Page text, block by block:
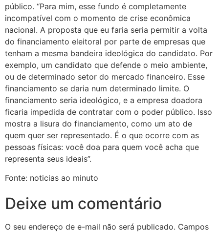
público. “Para mim, esse fundo é completamente
incompatível com o momento de crise econômica
nacional. A proposta que eu faria seria permitir a volta
do financiamento eleitoral por parte de empresas que
tenham a mesma bandeira ideológica do candidato. Por
exemplo, um candidato que defende o meio ambiente,
ou de determinado setor do mercado financeiro. Esse
financiamento se daria num determinado limite. O
financiamento seria ideológico, e a empresa doadora
ficaria impedida de contratar com o poder público. Isso
mostra a lisura do financiamento, como um ato de
quem quer ser representado. É o que ocorre com as
pessoas físicas: você doa para quem você acha que
representa seus ideais”.
Fonte: noticias ao minuto
Deixe um comentário
O seu endereço de e-mail não será publicado. Campos